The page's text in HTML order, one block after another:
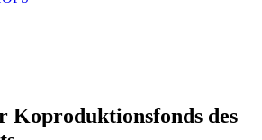
Koproduktionsfonds des